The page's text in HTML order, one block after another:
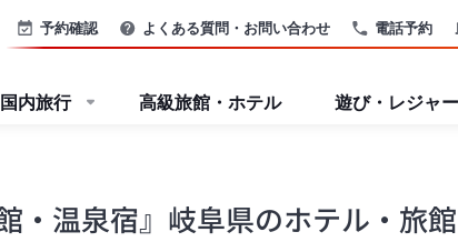
電話予約
予約確認 よくある質問・お問い合わせ
国内旅行 高級旅館・ホテル 遊び・レジャー
・温泉宿』岐阜県のホテル・旅